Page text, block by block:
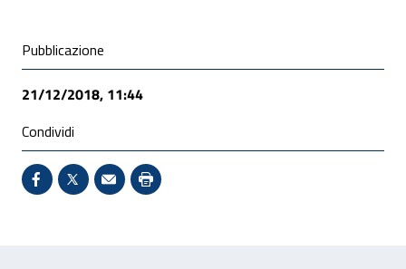
Condivisione social
Pubblicazione
21/12/2018, 11:44
Condividi
Condividi su Facebook - Sito esterno - Apertura in
X - Sito esterno - Apertura in nuova finestra
Invio Mail: apre il programma di posta
Stampa pagina: scelta meno